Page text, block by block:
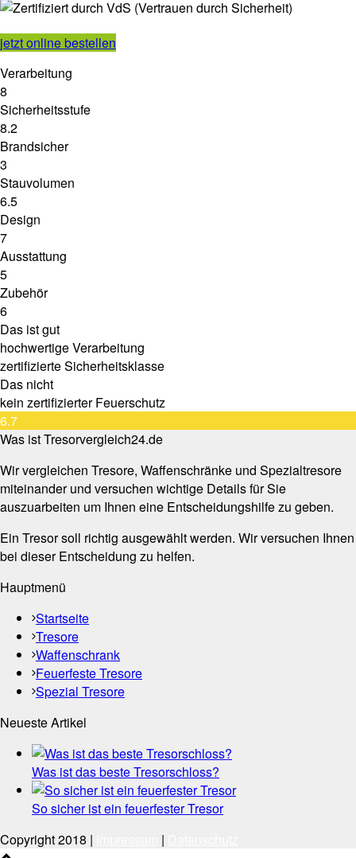
jetzt online bestellen
Verarbeitung
8
Sicherheitsstufe
8.2
Brandsicher
3
Stauvolumen
6.5
Design
7
Ausstattung
5
Zubehör
6
Das ist gut
hochwertige Verarbeitung
zertifizierte Sicherheitsklasse
Das nicht
kein zertifizierter Feuerschutz
6.7
Was ist Tresorvergleich24.de
Wir vergleichen Tresore, Waffenschränke und Spezialtresore
miteinander und versuchen wichtige Details für Sie
auszuarbeiten um Ihnen eine Entscheidungshilfe zu geben.
Ein Tresor soll richtig ausgewählt werden. Wir versuchen Ihnen
bei dieser Entscheidung zu helfen.
Hauptmenü
Startseite
Tresore
Waffenschrank
Feuerfeste Tresore
Spezial Tresore
Neueste Artikel
Was ist das beste Tresorschloss?
So sicher ist ein feuerfester Tresor
Copyright 2018 |
|